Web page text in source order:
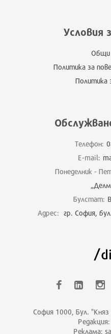
Условия
Общи
Политика за
Политика
Телефон:
E-mail:
Понеделник -
Булстат:
Адрес: гр. София,
София 1000, Бул.
Реклама: